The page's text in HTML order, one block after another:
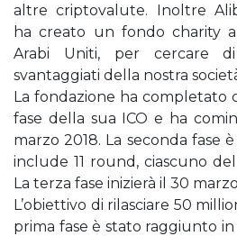
altre criptovalute. Inoltre
ha creato un fondo charity
Arabi Uniti, per cercare
svantaggiati della nostra
La fondazione ha completato
fase della sua ICO e ha
marzo 2018. La seconda fase
include 11 round, ciascuno
La terza fase inizierà il 30
L’obiettivo di rilasciare 50
prima fase è stato raggiunto in